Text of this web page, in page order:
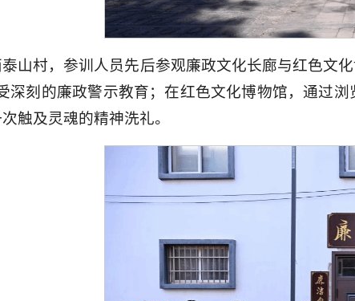
山村，参训人员先后参观廉政文化长廊与红色
深刻的廉政警示教育；在红色文化博物馆，通过
触及灵魂的精神洗礼。